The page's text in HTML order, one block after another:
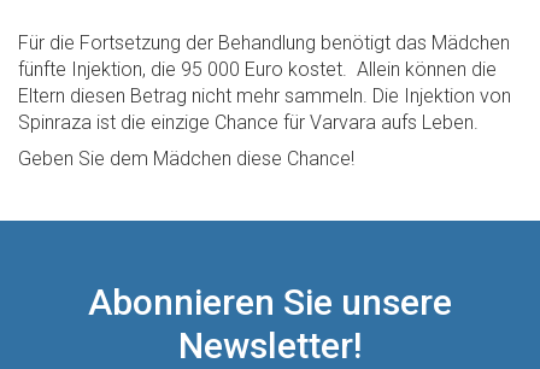
Für die Fortsetzung der Behandlung benötigt das Mädchen
fünfte Injektion, die 95 000 Euro kostet. Allein können die
Eltern diesen Betrag nicht mehr sammeln. Die Injektion von
Spinraza ist die einzige Chance für Varvara aufs Leben.
Geben Sie dem Mädchen diese Chance!
Abonnieren Sie unsere
Newsletter!